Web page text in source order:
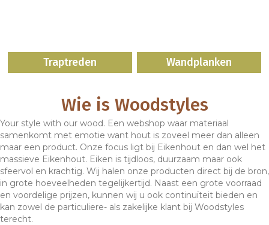
Traptreden Wandplanken
Wie is Woodstyles
Your style with our wood. Een webshop waar materiaal
samenkomt met emotie want hout is zoveel meer dan alleen
maar een product. Onze focus ligt bij Eikenhout en dan wel het
massieve Eikenhout. Eiken is tijdloos, duurzaam maar ook
sfeervol en krachtig. Wij halen onze producten direct bij de bron,
in grote hoeveelheden tegelijkertijd. Naast een grote voorraad
en voordelige prijzen, kunnen wij u ook continuïteit bieden en
kan zowel de particuliere- als zakelijke klant bij Woodstyles
terecht.